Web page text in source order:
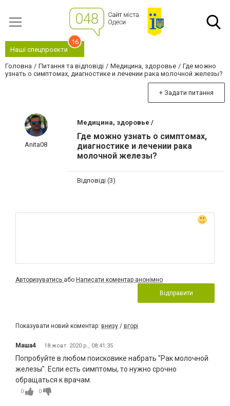
Наші спецпроєкти
16
Головна Питання та відповіді Медицина, здоровье
Где можно
узнать о симптомах, диагностике и лечении рака молочной железы?
+ Задати питання
Anita08
Медицина, здоровье /
Где можно узнать о симптомах,
диагностике и лечении рака
молочной железы?
Відповіді (3)
Авторизуватись або Написати коментар анонімно
Відправити
Показувати новий коментар: внизу / вгорі
Маша4 18 жовт. 2020 р., 08:41:35
Попробуйте в любом поисковике набрать "Рак молочной
железы". Если есть симптомы, то нужно срочно
обращаться к врачам.
0 0